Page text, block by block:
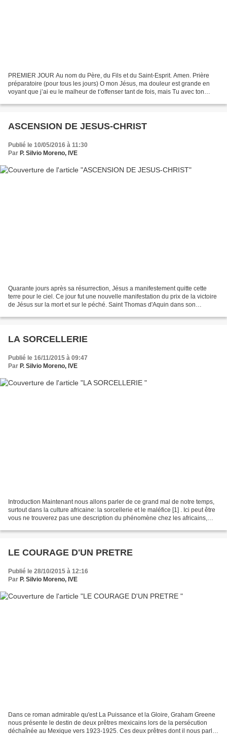
PREMIER JOUR Au nom du Père, du Fils et du Saint-Esprit. Amen. Prière
préparatoire (pour tous les jours) O mon Jésus, ma douleur est grande en
voyant que j’ai eu le malheur de t’offenser tant de fois, mais Tu avec ton
ASCENSION DE JESUS-CHRIST
Publié le 10/05/2016 à 11:30
Par P. Silvio Moreno, IVE
Quarante jours après sa résurrection, Jésus a manifestement quitte cette
terre pour le ciel. Ce jour fut une nouvelle manifestation du prix de la victoire
de Jésus sur la mort et sur le péché. Saint Thomas d'Aquin dans son
LA SORCELLERIE
Publié le 16/11/2015 à 09:47
Par P. Silvio Moreno, IVE
Introduction Maintenant nous allons parler de ce grand mal de notre temps,
surtout dans la culture africaine: la sorcellerie et le maléfice [1] . Ici peut être
vous ne trouverez pas une description du phénomène chez les africains,
LE COURAGE D'UN PRETRE
Publié le 28/10/2015 à 12:16
Par P. Silvio Moreno, IVE
Dans ce roman admirable qu'est La Puissance et la Gloire, Graham Greene
nous présente le destin de deux prêtres mexicains lors de la persécution
déchaînée au Mexique vers 1923-1925. Ces deux prêtres dont il nous parle